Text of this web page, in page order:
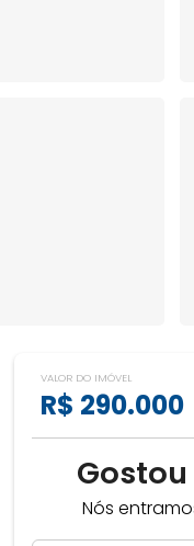
VALOR DO IMÓVEL
R$ 290.000
Nós